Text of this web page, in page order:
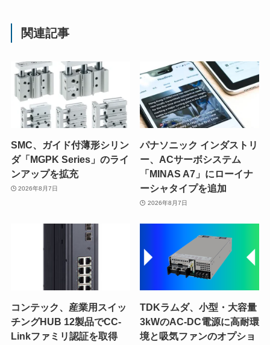
関連記事
SMC、ガイド付薄形シリン
ダ「MGPK Series」のライ
ンアップを拡充
2026年8月7日
パナソニック インダストリ
ー、ACサーボシステム
「MINAS A7」にローイナ
ーシャタイプを追加
2026年8月7日
コンテック、産業用スイッ
チングHUB 12製品でCC-
Linkファミリ認証を取得
TDKラムダ、小型・大容量
3kWのAC-DC電源に高耐環
境と吸気ファンのオプショ